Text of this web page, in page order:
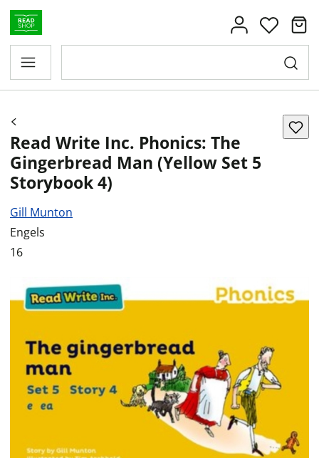
Read Write Inc. Phonics: The
Gingerbread Man (Yellow Set 5
Storybook 4)
Gill Munton
Engels
16